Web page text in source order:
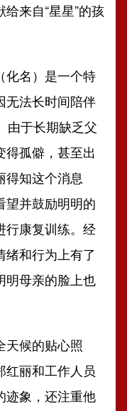
来自“星星”的孩
名）是一个特
无法长时间陪伴
由于长期缺乏父
得孤僻，甚至出
得知这个消息
望并鼓励明明的
行康复训练。经
绪和行为上有了
明母亲的脸上也
候的贴心照
红丽和工作人员
迹象，还注重他